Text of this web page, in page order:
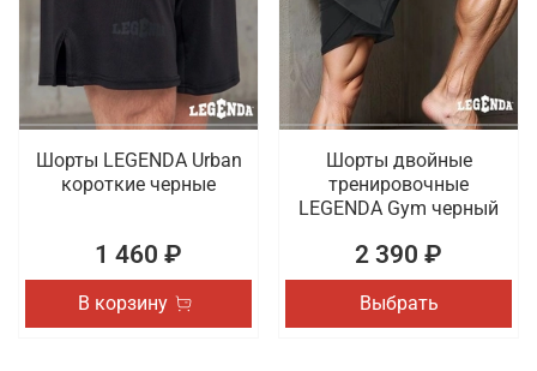
Шорты LEGENDA Urban
короткие черные
1 460 ₽
В корзину
Шорты двойные
тренировочные
LEGENDA Gym черный
2 390 ₽
Выбрать